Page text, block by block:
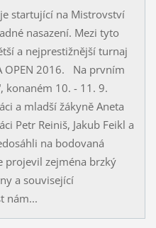
startující na Mistrovství
nasazení. Mezi tyto
a nejprestižnější turnaj
OPEN 2016. Na prvním
konaném 10. - 11. 9.
a mladší žákyně Aneta
Petr Reiniš, Jakub Feikl a
na bodovaná
projevil zejména brzký
a související
nám...